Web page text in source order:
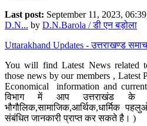
Last post: September 11, 2023,
D.N... by D.N.Barola / डी एन बड़ोला
Uttarakhand Updates - उत्तराखण्ड
You will find Latest News related
those news by our members , Latest
Economical information and
विभाग में आप उत्तराखंड के
भौगौलिक,सामाजिक,आर्थिक,धार्मिक
संबंधित जानकारी प्राप्त कर सकते है। )